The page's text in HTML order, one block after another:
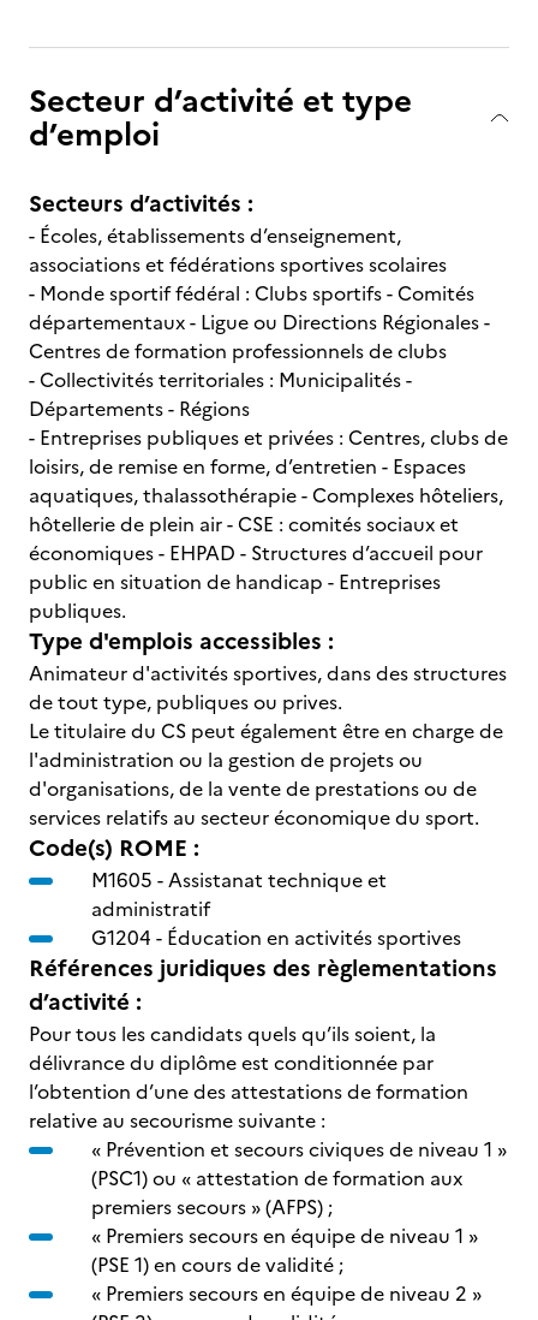
Secteur d’activité et type
d’emploi
Secteurs d’activités :
- Écoles, établissements d’enseignement,
associations et fédérations sportives scolaires
- Monde sportif fédéral : Clubs sportifs - Comités
départementaux - Ligue ou Directions Régionales -
Centres de formation professionnels de clubs
- Collectivités territoriales : Municipalités -
Départements - Régions
- Entreprises publiques et privées : Centres, clubs de
loisirs, de remise en forme, d’entretien - Espaces
aquatiques, thalassothérapie - Complexes hôteliers,
hôtellerie de plein air - CSE : comités sociaux et
économiques - EHPAD - Structures d’accueil pour
public en situation de handicap - Entreprises
publiques.
Type d'emplois accessibles :
Animateur d'activités sportives, dans des structures
de tout type, publiques ou prives.
Le titulaire du CS peut également être en charge de
l'administration ou la gestion de projets ou
d'organisations, de la vente de prestations ou de
services relatifs au secteur économique du sport.
Code(s) ROME :
M1605 -Assistanat technique et
administratif
G1204 - Éducation en activités sportives
Références juridiques des règlementations
d’activité :
Pour tous les candidats quels qu’ils soient, la
délivrance du diplôme est conditionnée par
l’obtention d’une des attestations de formation
relative au secourisme suivante :
« Prévention et secours civiques de niveau 1 »
(PSC1) ou « attestation de formation aux
premiers secours » (AFPS) ;
« Premiers secours en équipe de niveau 1 »
(PSE 1) en cours de validité ;
« Premiers secours en équipe de niveau 2 »